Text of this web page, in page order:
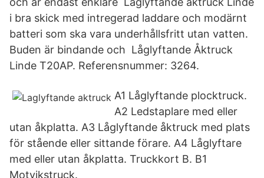
i bra skick med intregerad laddare och modärnt
batteri som ska vara underhållsfritt utan vatten.
Buden är bindande och Låglyftande Åktruck
Linde T20AP. Referensnummer: 3264.
A1 Låglyftande plocktruck.
A2 Ledstaplare med eller
utan åkplatta. A3 Låglyftande åktruck med plats
för stående eller sittande förare. A4 Låglyftare
med eller utan åkplatta. Truckkort B. B1
Motvikstruck.